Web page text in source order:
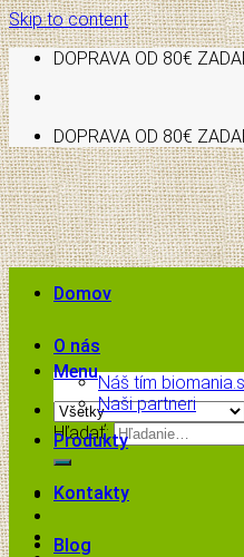
Skip to content
DOPRAVA OD 80€
DOPRAVA OD 80€
Menu
Hľadať:
Domov
O nás
Náš tím
Naši partneri
Produkty
Kontakty
Blog